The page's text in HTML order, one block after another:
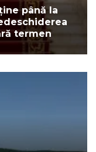
până la
termen